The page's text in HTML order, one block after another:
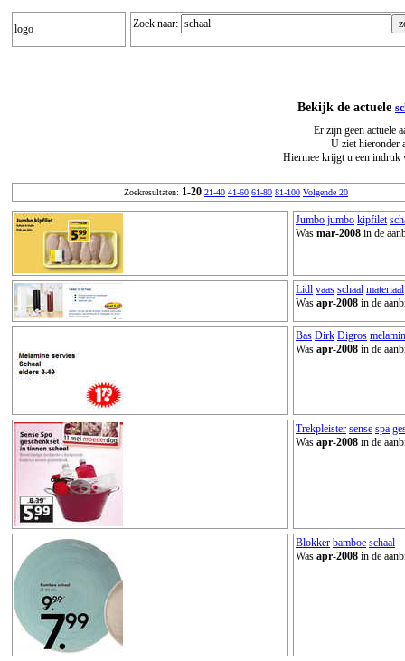
logo Zoek naar:
Bekijk de actuele
Er zijn geen actuele
U ziet hieronder
Hiermee krijgt u een indruk
Zoekresultaten: 1-20 21-40 41-60 61-80 81-100 Volgende 20
Jumbo jumbo kipfilet
Was mar-2008 in de
Lidl vaas schaal materiaal
Was apr-2008 in de
Bas Dirk Digros
Was apr-2008 in de
Trekpleister sense spa
Was apr-2008 in de
Blokker bamboe schaal
Was apr-2008 in de